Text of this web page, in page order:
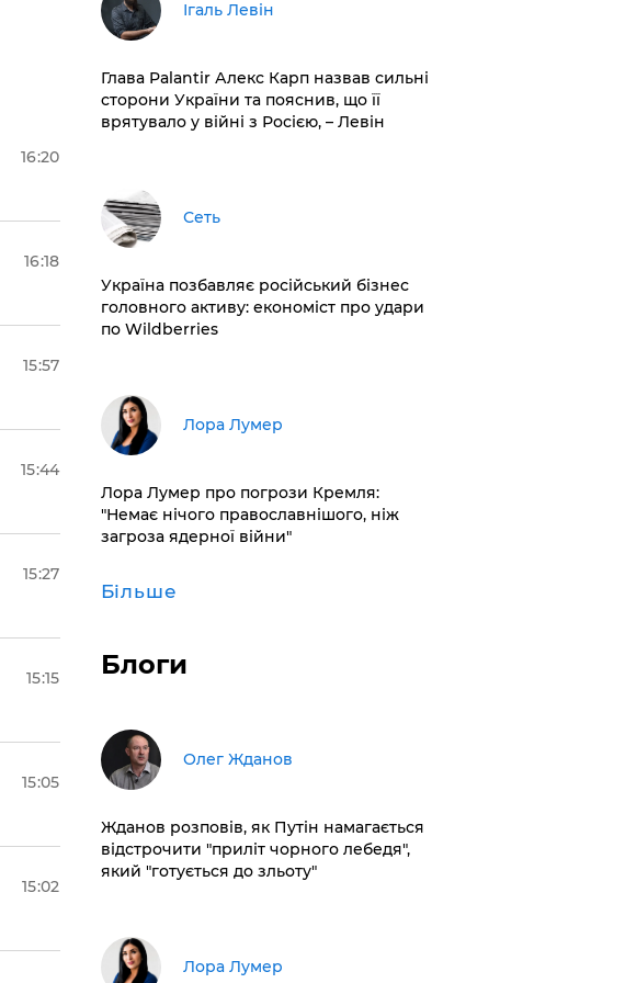
16:20
16:18
15:57
15:44
15:27
15:15
15:05
15:02
Ігаль Левін
Глава Palantir Алекс Карп назвав сильні
сторони України та пояснив, що її
врятувало у війні з Росією, – Левін
Сеть
​Україна позбавляє російський бізнес
головного активу: економіст про удари
по Wildberries
​Лора Лумер
Лора Лумер про погрози Кремля:
"Немає нічого православнішого, ніж
загроза ядерної війни"
Більше
Блоги
Олег Жданов
Жданов розповів, як Путін намагається
відстрочити "приліт чорного лебедя",
який "готується до зльоту"
​Лора Лумер